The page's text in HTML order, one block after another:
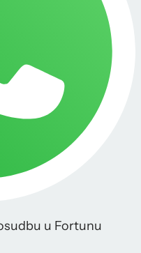
u Fortunu